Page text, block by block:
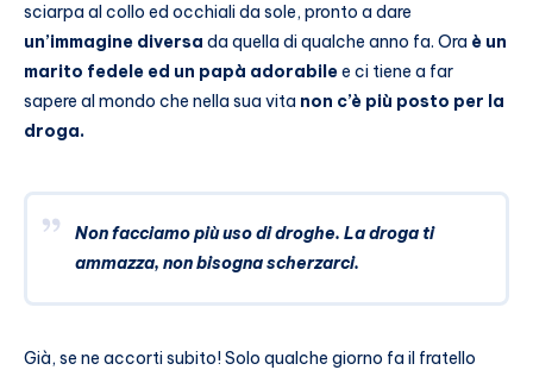
sciarpa al collo ed occhiali da sole, pronto a dare
un’immagine diversa da quella di qualche anno fa. Ora è un
marito fedele ed un papà adorabilee ci tiene a far
sapere al mondo che nella sua vita non c’è più posto per la
droga.
Non facciamo più uso di droghe. La droga ti
ammazza, non bisogna scherzarci.
Già, se ne accorti subito! Solo qualche giorno fa il fratello